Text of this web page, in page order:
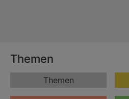
Themen
Themen